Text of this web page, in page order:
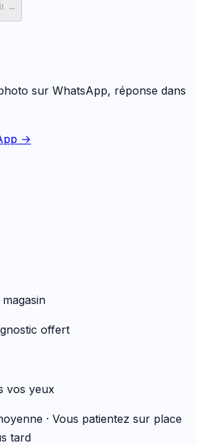
→
sur WhatsApp, réponse dans
→
offert
vos yeux
· Vous patientez sur place
tard